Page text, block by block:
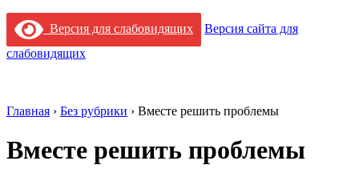
Версия для слабовидящих
Версия сайта для
слабовидящих
Главная › Без рубрики › Вместе решить проблемы
Вместе решить проблемы